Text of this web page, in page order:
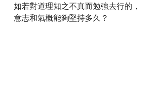
如若對道理知之不真而勉強去行的，
意志和氣概能夠堅持多久？